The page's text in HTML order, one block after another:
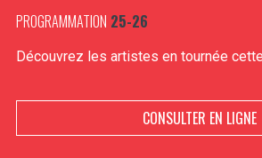
PROGRAMMATION 25-26
Découvrez les artistes en tournée
CONSULTER EN LIGNE